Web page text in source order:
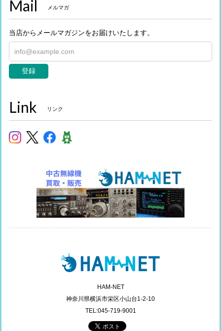
Mail メルマガ
当店からメールマガジンをお届けいたします。
登録
Link リンク
HAM-NET
神奈川県横浜市栄区小山台1-2-10
TEL:045-719-9001